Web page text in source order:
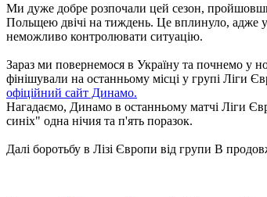
Ми дуже добре розпочали цей сезон,
Польщею двічі на тиждень. Це вплинуло, адже у
неможливо контролювати ситуацію.
Зараз ми повернемося в Україну та почнемо у
фінішували на останньому місці у групі Ліги
офіційний сайт Динамо.
Нагадаємо, Динамо в останньому матчі Ліги
синіх" одна нічия та п'ять поразок.
Далі боротьбу в Лізі Європи від групи В